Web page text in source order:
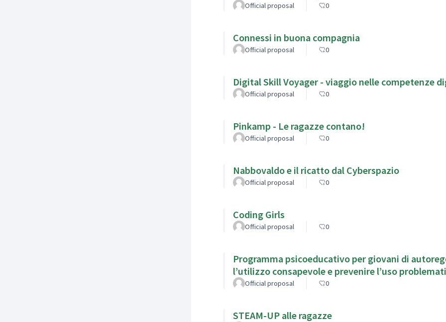
Official proposal 0
Connessi in buona compagnia
Official proposal 0
Digital Skill Voyager - viaggio nelle competenze
Official proposal 0
Pinkamp - Le ragazze contano!
Official proposal 0
Nabbovaldo e il ricatto dal Cyberspazio
Official proposal 0
Coding Girls
Official proposal 0
Programma psicoeducativo per giovani di
l’utilizzo consapevole e prevenire l’uso
Official proposal 0
STEAM-UP alle ragazze